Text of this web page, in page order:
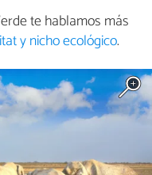
te hablamos más
y nicho ecológico.